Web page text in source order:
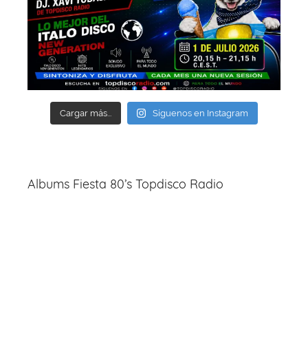
Cargar más... Síguenos en Instagram
Albums Fiesta 80’s Topdisco Radio